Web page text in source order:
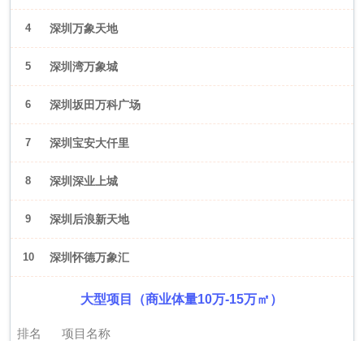
4 深圳万象天地
5 深圳湾万象城
6 深圳坂田万科广场
7 深圳宝安大仟里
8 深圳深业上城
9 深圳后浪新天地
10 深圳怀德万象汇
大型项目（商业体量10万-15万㎡）
排名 项目名称